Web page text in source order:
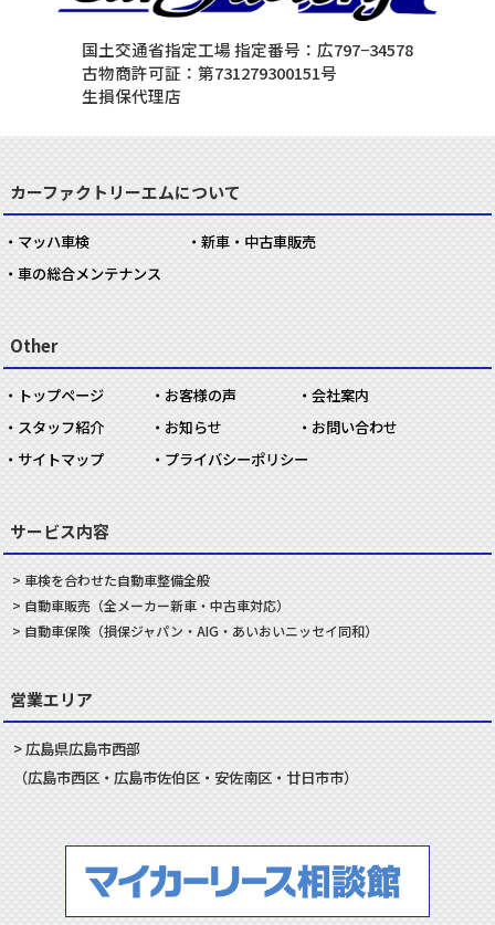
国土交通省指定工場 指定番号：広797−34578
古物商許可証：第731279300151号
生損保代理店
カーファクトリーエムについて
マッハ車検
新車・中古車販売
車の総合メンテナンス
Other
トップページ お客様の声
会社案内
スタッフ紹介
お知らせ
お問い合わせ
サイトマップ
プライバシーポリシー
サービス内容
車検を合わせた自動車整備全般
自動車販売 （全メーカー新車・中古車対応）
自動車保険（損保ジャパン・AIG・あいおいニッセイ同和）
営業エリア
広島県広島市西部
（広島市西区・ 広島市佐伯区・ 安佐南区・ 廿日市市）